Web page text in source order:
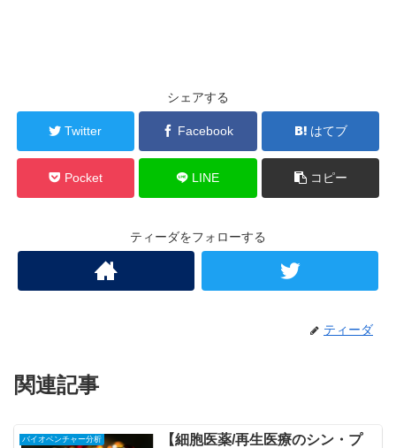
シェアする
Twitter Facebook はてブ
Pocket LINE コピー
ティーダをフォローする
ティーダ
関連記事
バイオベンチャー分析
【細胞医薬/再生医療のシン・プ